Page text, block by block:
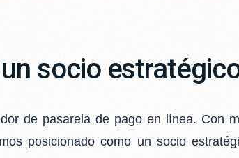
socio
de pasarela de pago en línea. Con
posicionado como un socio